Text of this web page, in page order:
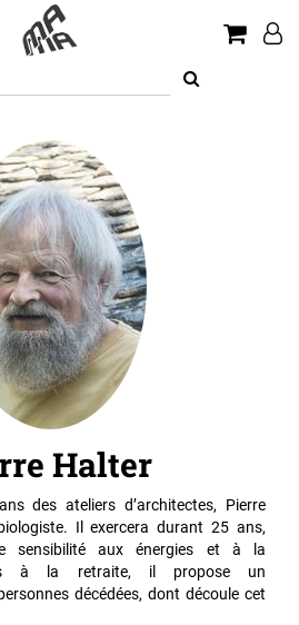
Halter
des ateliers d’architectes, Pierre
Il exercera durant 25 ans,
sensibilité aux énergies et à la
à la retraite, il propose un
décédées, dont découle cet